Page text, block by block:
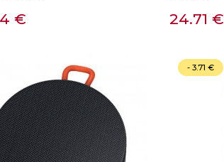
€ Kaina
24.71 €
- 3.71 €